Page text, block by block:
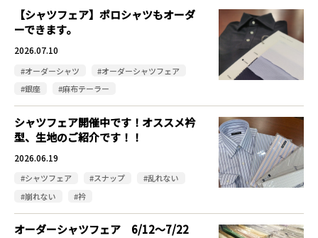
【シャツフェア】ポロシャツもオーダ
ーできます。
2026.07.10
#オーダーシャツ
#オーダーシャツフェア
#銀座
#麻布テーラー
シャツフェア開催中です！オススメ衿
型、生地のご紹介です！！
2026.06.19
#シャツフェア #スナップ
#乱れない
#崩れない
#衿
オーダーシャツフェア 6/12～7/22